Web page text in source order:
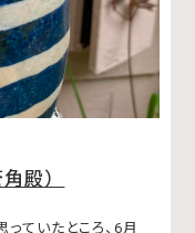
殿）
ていたところ、6月